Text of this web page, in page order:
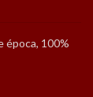
época, 100%